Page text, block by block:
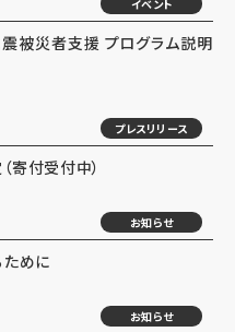
イベント
震被災者支援 プログラム説明
プレスリリース
寄付受付中）
お知らせ
ために
お知らせ